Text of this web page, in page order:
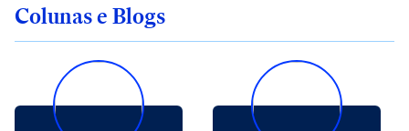
Colunas e Blogs